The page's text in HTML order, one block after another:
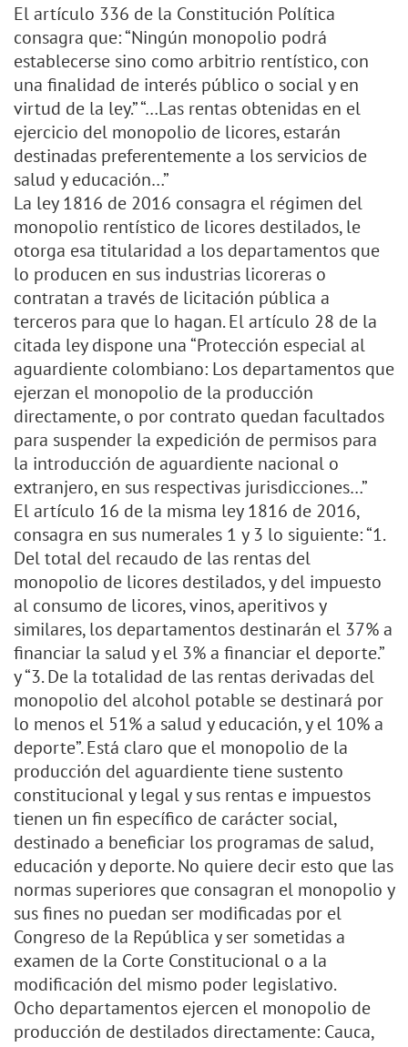
El artículo 336 de la Constitución Política
consagra que: “Ningún monopolio podrá
establecerse sino como arbitrio rentístico, con
una finalidad de interés público o social y en
virtud de la ley.” “…Las rentas obtenidas en el
ejercicio del monopolio de licores, estarán
destinadas preferentemente a los servicios de
salud y educación…”
La ley 1816 de 2016 consagra el régimen del
monopolio rentístico de licores destilados, le
otorga esa titularidad a los departamentos que
lo producen en sus industrias licoreras o
contratan a través de licitación pública a
terceros para que lo hagan. El artículo 28 de la
citada ley dispone una “Protección especial al
aguardiente colombiano: Los departamentos que
ejerzan el monopolio de la producción
directamente, o por contrato quedan facultados
para suspender la expedición de permisos para
la introducción de aguardiente nacional o
extranjero, en sus respectivas jurisdicciones…”
El artículo 16 de la misma ley 1816 de 2016,
consagra en sus numerales 1 y 3 lo siguiente: “1.
Del total del recaudo de las rentas del
monopolio de licores destilados, y del impuesto
al consumo de licores, vinos, aperitivos y
similares, los departamentos destinarán el 37% a
financiar la salud y el 3% a financiar el deporte.”
y “3. De la totalidad de las rentas derivadas del
monopolio del alcohol potable se destinará por
lo menos el 51% a salud y educación, y el 10% a
deporte”. Está claro que el monopolio de la
producción del aguardiente tiene sustento
constitucional y legal y sus rentas e impuestos
tienen un fin específico de carácter social,
destinado a beneficiar los programas de salud,
educación y deporte. No quiere decir esto que las
normas superiores que consagran el monopolio y
sus fines no puedan ser modificadas por el
Congreso de la República y ser sometidas a
examen de la Corte Constitucional o a la
modificación del mismo poder legislativo.
Ocho departamentos ejercen el monopolio de
producción de destilados directamente: Cauca,